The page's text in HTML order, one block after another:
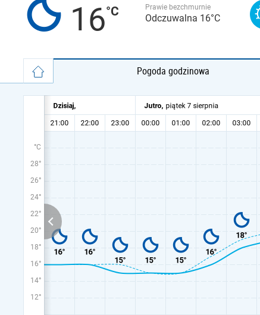
16 Prawie bezchmurnie
Odczuwalna 16°C
Pogoda godzinowa
°C
28°
26°
24°
22°
20°
18°
16°
14°
12°